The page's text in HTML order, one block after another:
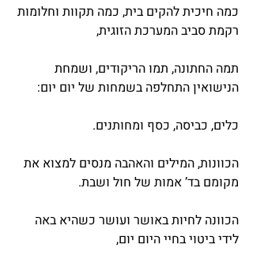
כמה חיכית להקים בית, כמה תקוות וחלומות
רקמת סביב המערכת הזוגית,
תמה החתונה, תמו הריקודים, ושמחת
הנישואין התחלפה בשמחות של יום יום:
כלים, כביסה, כסף ומחותנים.
הכוונות, המילים והאהבה מנסים למצוא את
מקומם בד’ אמות של חול ושבת.
הכוונה לחיות באושר ועושר כשהיא באה
לידי ביטוי בחיי היום יום,